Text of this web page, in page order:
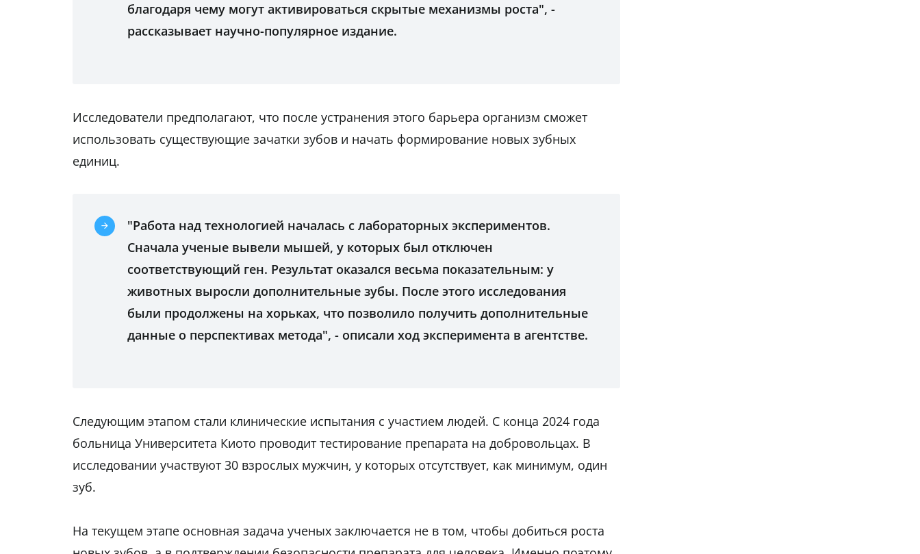
благодаря чему могут активироваться скрытые механизмы роста", -
рассказывает научно-популярное издание.
Исследователи предполагают, что после устранения этого барьера организм сможет
использовать существующие зачатки зубов и начать формирование новых зубных
единиц.
"Работа над технологией началась с лабораторных экспериментов.
Сначала ученые вывели мышей, у которых был отключен
соответствующий ген. Результат оказался весьма показательным: у
животных выросли дополнительные зубы. После этого исследования
были продолжены на хорьках, что позволило получить дополнительные
данные о перспективах метода", - описали ход эксперимента в агентстве.
Следующим этапом стали клинические испытания с участием людей. С конца 2024 года
больница Университета Киото проводит тестирование препарата на добровольцах. В
исследовании участвуют 30 взрослых мужчин, у которых отсутствует, как минимум, один
зуб.
На текущем этапе основная задача ученых заключается не в том, чтобы добиться роста